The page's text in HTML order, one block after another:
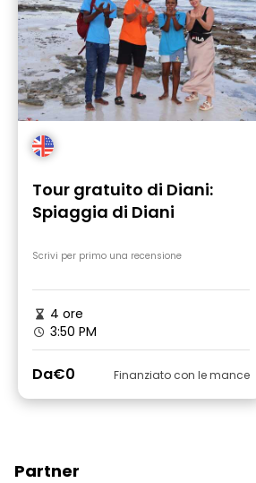
Tour gratuito di Diani:
Spiaggia di Diani
Scrivi per primo una recensione
4 ore
3:50 PM
Da€0 Finanziato con le mance
Partner